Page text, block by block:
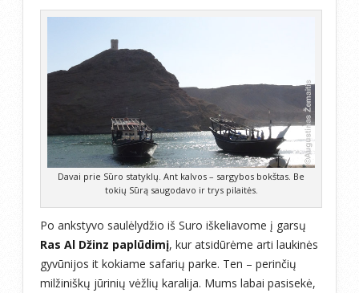
Davai prie Sūro statyklų. Ant kalvos – sargybos bokštas. Be
tokių Sūrą saugodavo ir trys pilaitės.
Po ankstyvo saulėlydžio iš Suro iškeliavome į garsų
Ras Al Džinz paplūdimį, kur atsidūrėme arti laukinės
gyvūnijos it kokiame safarių parke. Ten – perinčių
milžiniškų jūrinių vėžlių karalija. Mums labai pasisekė,